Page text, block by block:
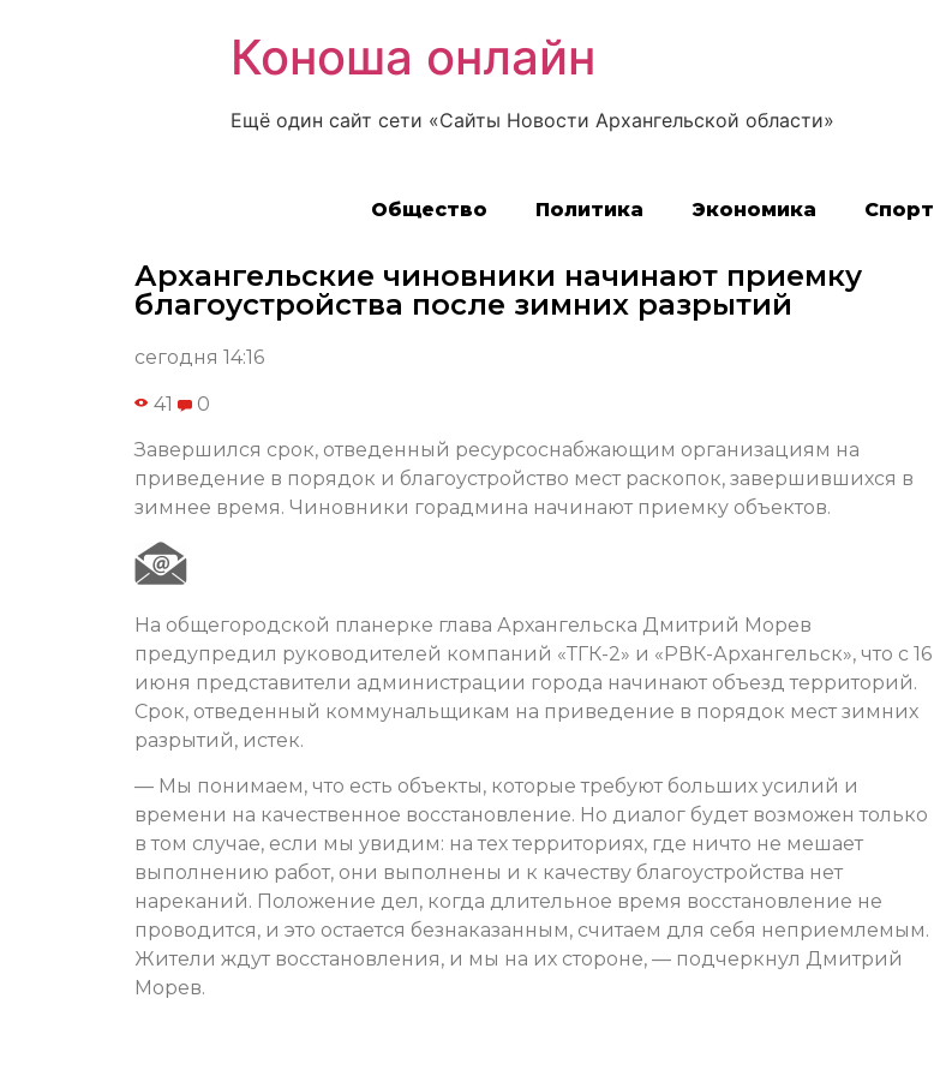
Коноша онлайн
Ещё один сайт сети «Сайты Новости Архангельской области»
Общество Политика Экономика Спорт
Архангельские чиновники начинают приемку
благоустройства после зимних разрытий
сегодня 14:16
41 0
Завершился срок, отведенный ресурсоснабжающим организациям на
приведение в порядок и благоустройство мест раскопок, завершившихся в
зимнее время. Чиновники горадмина начинают приемку объектов.
На общегородской планерке глава Архангельска Дмитрий Морев
предупредил руководителей компаний «ТГК-2» и «РВК-Архангельск», что с 16
июня представители администрации города начинают объезд территорий.
Срок, отведенный коммунальщикам на приведение в порядок мест зимних
разрытий, истек.
— Мы понимаем, что есть объекты, которые требуют больших усилий и
времени на качественное восстановление. Но диалог будет возможен только
в том случае, если мы увидим: на тех территориях, где ничто не мешает
выполнению работ, они выполнены и к качеству благоустройства нет
нареканий. Положение дел, когда длительное время восстановление не
проводится, и это остается безнаказанным, считаем для себя неприемлемым.
Жители ждут восстановления, и мы на их стороне, — подчеркнул Дмитрий
Морев.